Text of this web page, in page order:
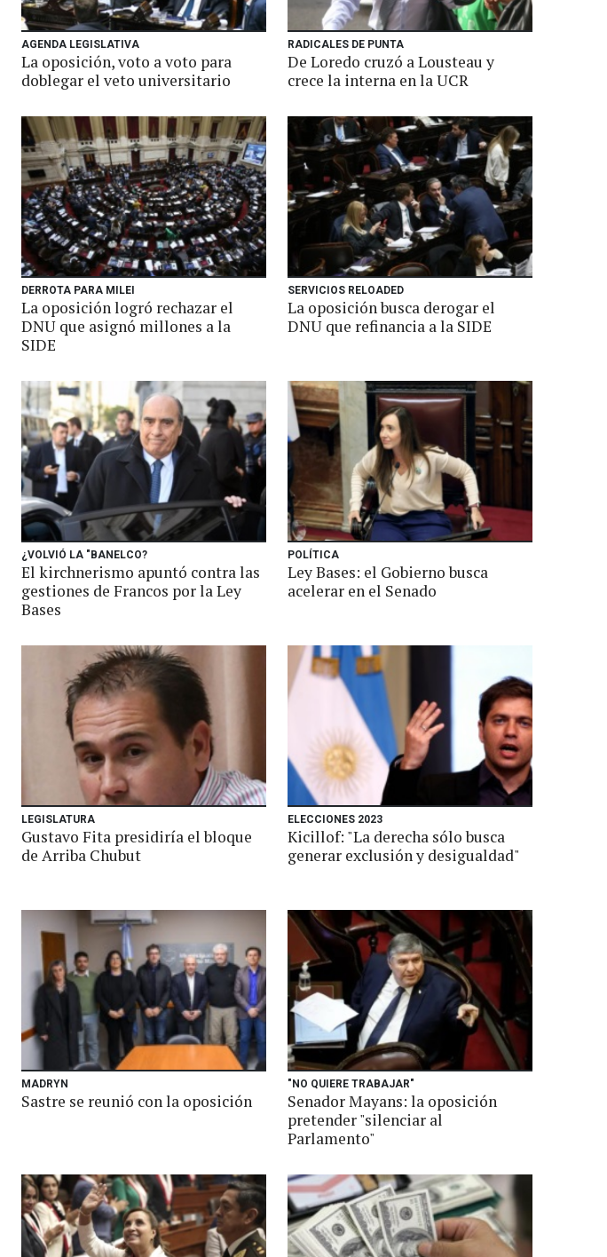
AGENDA LEGISLATIVA
La oposición, voto a voto para
doblegar el veto universitario
RADICALES DE PUNTA
De Loredo cruzó a Lousteau y
crece la interna en la UCR
DERROTA PARA MILEI
La oposición logró rechazar el
DNU que asignó millones a la
SIDE
SERVICIOS RELOADED
La oposición busca derogar el
DNU que refinancia a la SIDE
¿VOLVIÓ LA "BANELCO?
El kirchnerismo apuntó contra las
gestiones de Francos por la Ley
Bases
POLÍTICA
Ley Bases: el Gobierno busca
acelerar en el Senado
LEGISLATURA
Gustavo Fita presidiría el bloque
de Arriba Chubut
ELECCIONES 2023
Kicillof: "La derecha sólo busca
generar exclusión y desigualdad"
MADRYN
Sastre se reunió con la oposición
"NO QUIERE TRABAJAR"
Senador Mayans: la oposición
pretender "silenciar al
Parlamento"